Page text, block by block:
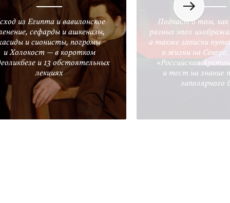
из Египта и вавилонское
сефарды и ашкеназы,
и сионисты, погромы
и Холокост — в коротком
и 13 обстоятельных
лекциях
Подкаст о том,
разных эпох
а также записки
о жизни на
«Российская
и тест на знание
заполярного